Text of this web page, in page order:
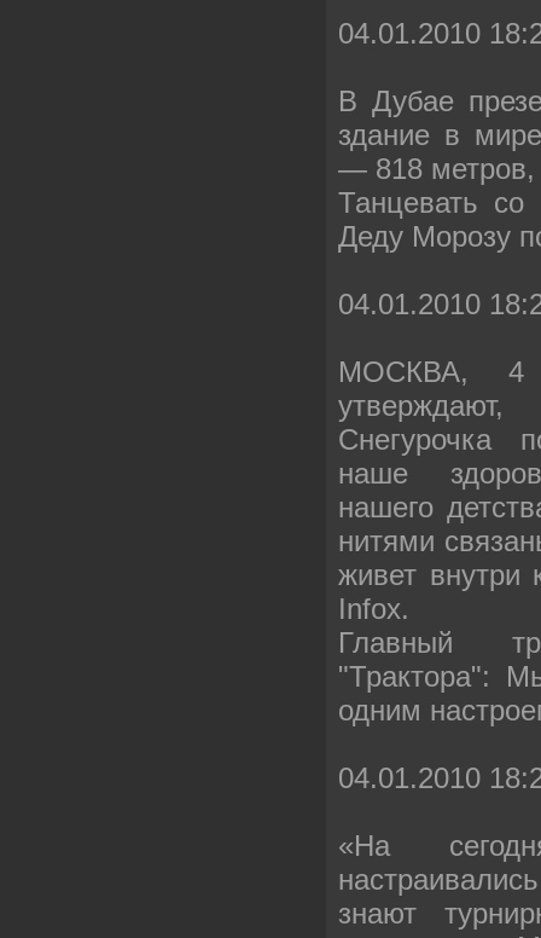
04.01.2010
В Дубае
здание в
— 818 метров,
Танцевать со
Деду Морозу
04.01.2010
МОСКВА, 4
Снегурочка
наше
нашего
нитями
живет внутри
Infox.
Главный
"Трактора":
одним
04.01.2010
«На
знают